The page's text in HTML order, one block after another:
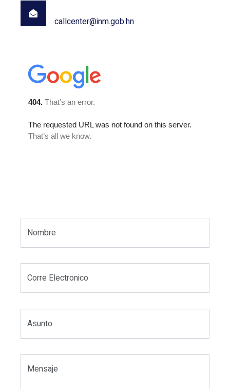
callcenter@inm.gob.hn
Nombre
Corre Electronico
Asunto
Mensaje